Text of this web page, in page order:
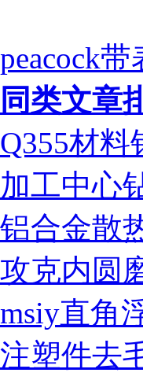
peacock
同类文章
Q355材
加工中心
铝合金散
攻克内圆
msiy直角
注塑件去